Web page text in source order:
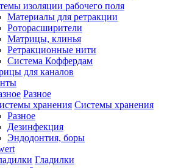
изоляции рабочего поля
Материалы для ретракции
Роторасширители
Матрицы, клинья
Ретракционные нити
Система Коффердам
для каналов
Разное
Системы хранения
Разное
Дезинфекция
Эндодонтия, боры
Гладилки